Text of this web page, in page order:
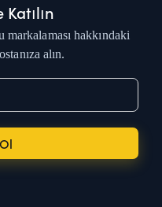
hakkındaki
alın.